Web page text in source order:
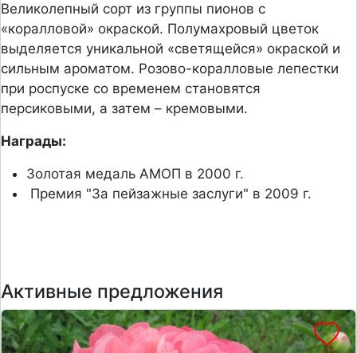
Великолепный сорт из группы пионов с
«коралловой» окраской. Полумахровый цветок
выделяется уникальной «светящейся» окраской и
сильным ароматом. Розово-коралловые лепестки
при роспуске со временем становятся
персиковыми, а затем – кремовыми.
Награды:
Золотая медаль АМОП в 2000 г.
Премия "За пейзажные заслуги" в 2009 г.
Активные предложения